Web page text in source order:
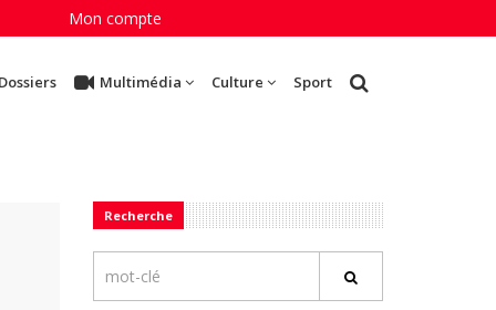
Mon compte
Multimédia Culture Sport
Recherche